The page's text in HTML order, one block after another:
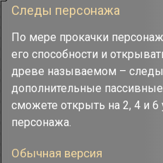
Следы персонажа
По мере прокачки
его способности и
древе называемом –
дополнительные
сможете открыть на 2, 4 и
персонажа.
Обычная версия